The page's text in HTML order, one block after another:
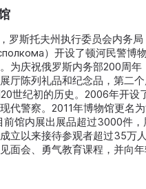
罗斯托夫州执行委员会内务
）开设了顿河民警博
为庆祝俄罗斯内务部200周年
厅陈列礼品和纪念品，第二
世纪初的历史。2006年开设
代警察。2011年博物馆更名
前馆内展出展品超过3000件
立以来接待参观者超过35万
面会、勇气教育课程，并向